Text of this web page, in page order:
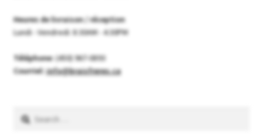
Heures de livraison / réception
Lundi - Vendredi: 8:30AM - 4:30PM
Téléphone:(450) 967-0893
Courriel:info@braisfreres.ca
Search
for: